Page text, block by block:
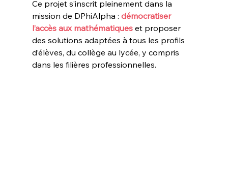
Ce projet s’inscrit pleinement dans la
mission de DPhiAlpha : démocratiser
l’accès aux mathématiques et proposer
des solutions adaptées à tous les profils
d’élèves, du collège au lycée, y compris
dans les filières professionnelles.